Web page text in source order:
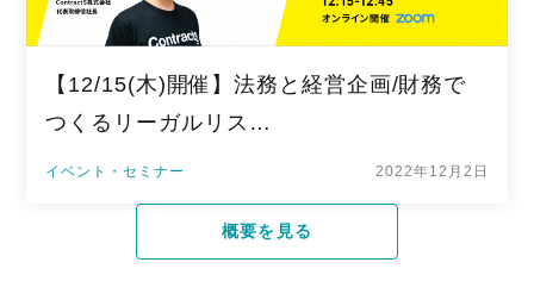
【12/15(木)開催】法務と経営企画/財務で
つくるリーガルリス…
イベント・セミナー 2022年12月2日
概要を見る